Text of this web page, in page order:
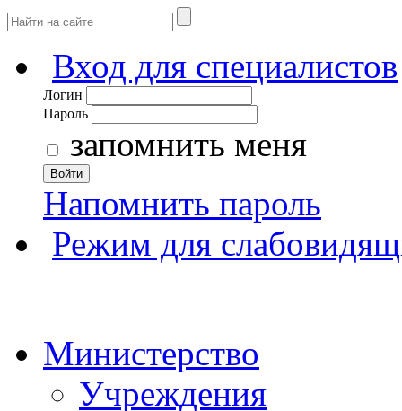
Вход для специалистов
Логин
Пароль
запомнить меня
Войти
Напомнить пароль
Режим для
Министерство
Учреждения